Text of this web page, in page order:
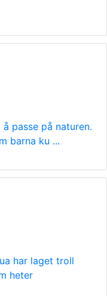
passe på naturen.
barna ku ...
har laget troll
heter